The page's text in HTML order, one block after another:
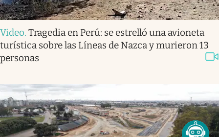
Video. Tragedia en Perú: se estrelló una avioneta
turística sobre las Líneas de Nazca y murieron 13
personas